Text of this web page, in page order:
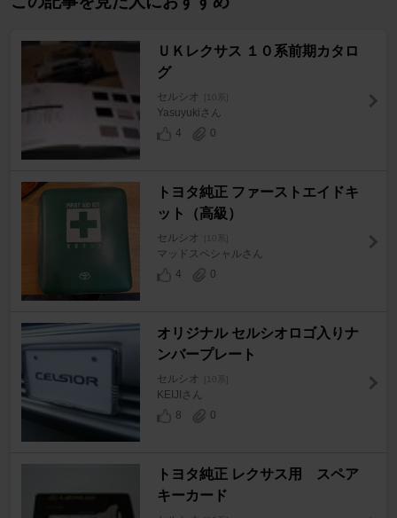
ＵＫレクサス １０系前期カタロ
グ
セルシオ [10系]
Yasuyukiさん
4
0
トヨタ純正 ファーストエイドキ
ット（高級）
セルシオ [10系]
マッドスペシャルさん
4
0
オリジナル セルシオロゴ入りナ
ンバープレート
セルシオ [10系]
KEIJIさん
8
0
トヨタ純正 レクサス用 スペア
キーカード